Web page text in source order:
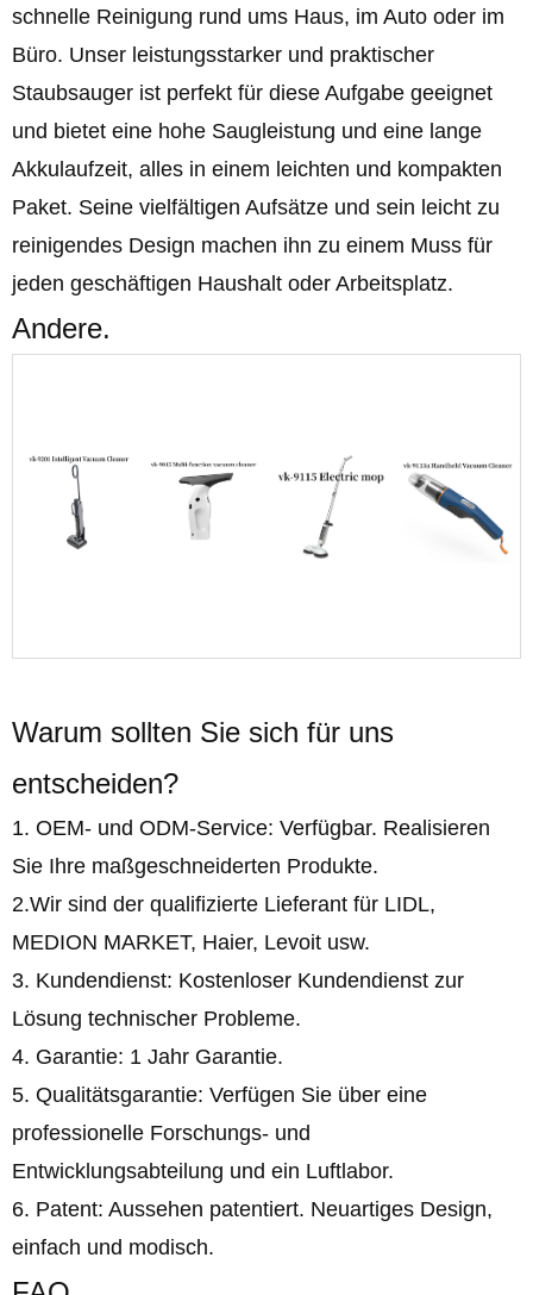
schnelle Reinigung rund ums Haus, im Auto oder im
Büro. Unser leistungsstarker und praktischer
Staubsauger ist perfekt für diese Aufgabe geeignet
und bietet eine hohe Saugleistung und eine lange
Akkulaufzeit, alles in einem leichten und kompakten
Paket. Seine vielfältigen Aufsätze und sein leicht zu
reinigendes Design machen ihn zu einem Muss für
jeden geschäftigen Haushalt oder Arbeitsplatz.
Andere.
Warum sollten Sie sich für uns
entscheiden?
1. OEM- und ODM-Service: Verfügbar. Realisieren
Sie Ihre maßgeschneiderten Produkte.
2.Wir sind der qualifizierte Lieferant für LIDL,
MEDION MARKET, Haier, Levoit usw.
3. Kundendienst: Kostenloser Kundendienst zur
Lösung technischer Probleme.
4. Garantie: 1 Jahr Garantie.
5. Qualitätsgarantie: Verfügen Sie über eine
professionelle Forschungs- und
Entwicklungsabteilung und ein Luftlabor.
6. Patent: Aussehen patentiert. Neuartiges Design,
einfach und modisch.